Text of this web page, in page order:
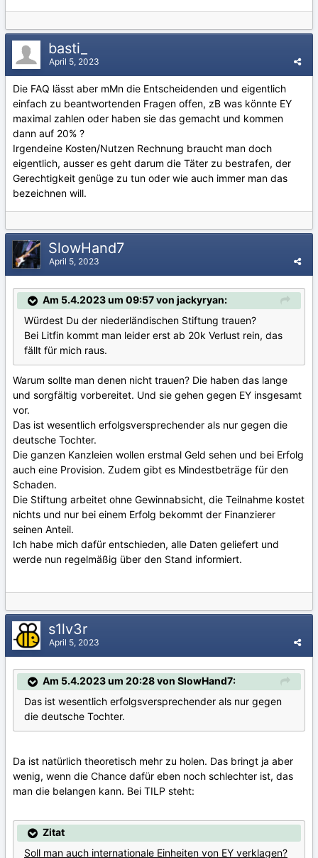
basti_
April 5, 2023
Die FAQ lässt aber mMn die Entscheidenden und eigentlich
einfach zu beantwortenden Fragen offen, zB was könnte EY
maximal zahlen oder haben sie das gemacht und kommen
dann auf 20% ?
Irgendeine Kosten/Nutzen Rechnung braucht man doch
eigentlich, ausser es geht darum die Täter zu bestrafen, der
Gerechtigkeit genüge zu tun oder wie auch immer man das
bezeichnen will.
SlowHand7
April 5, 2023
Am 5.4.2023 um 09:57 von jackyryan:
Würdest Du der niederländischen Stiftung trauen?
Bei Litfin kommt man leider erst ab 20k Verlust rein, das
fällt für mich raus.
Warum sollte man denen nicht trauen? Die haben das lange
und sorgfältig vorbereitet. Und sie gehen gegen EY insgesamt
vor.
Das ist wesentlich erfolgsversprechender als nur gegen die
deutsche Tochter.
Die ganzen Kanzleien wollen erstmal Geld sehen und bei Erfolg
auch eine Provision. Zudem gibt es Mindestbeträge für den
Schaden.
Die Stiftung arbeitet ohne Gewinnabsicht, die Teilnahme kostet
nichts und nur bei einem Erfolg bekommt der Finanzierer
seinen Anteil.
Ich habe mich dafür entschieden, alle Daten geliefert und
werde nun regelmäßig über den Stand informiert.
s1lv3r
April 5, 2023
Am 5.4.2023 um 20:28 von SlowHand7:
Das ist wesentlich erfolgsversprechender als nur gegen
die deutsche Tochter.
Da ist natürlich theoretisch mehr zu holen. Das bringt ja aber
wenig, wenn die Chance dafür eben noch schlechter ist, das
man die belangen kann. Bei TILP steht:
Zitat
Soll man auch internationale Einheiten von EY verklagen?